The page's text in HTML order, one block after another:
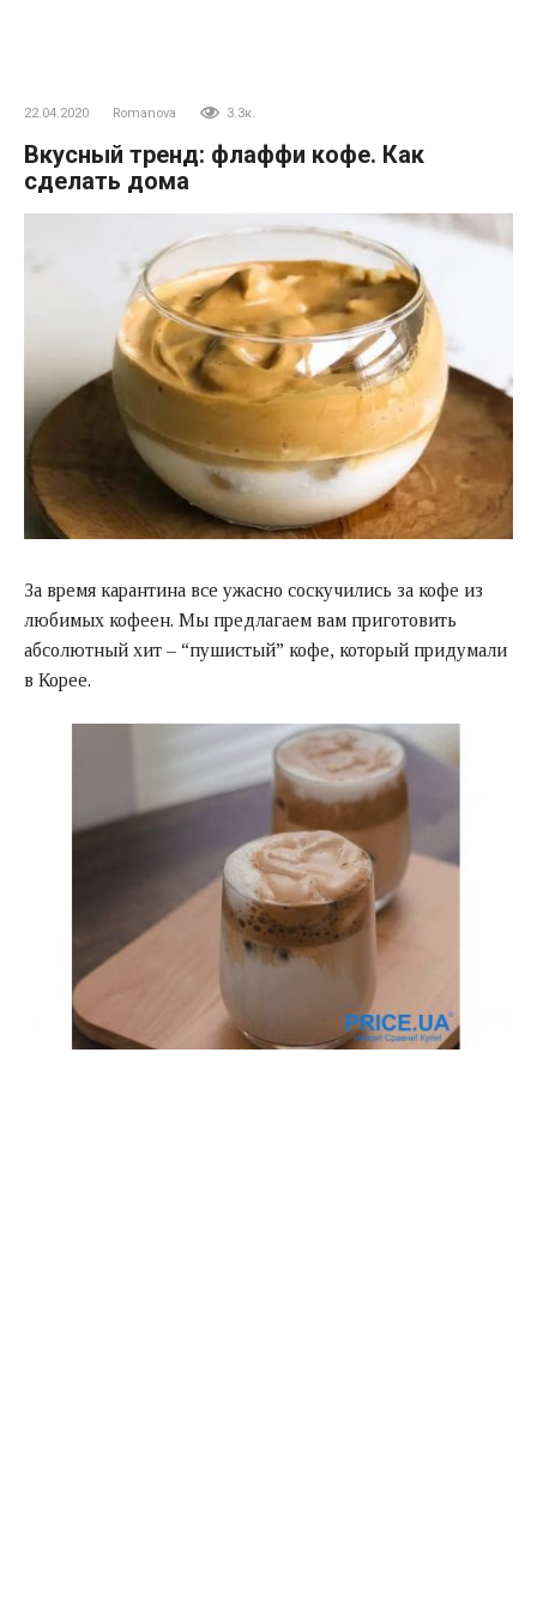
22.04.2020 Romanova 3.3к.
Вкусный тренд: флаффи кофе. Как
сделать дома
За время карантина все ужасно соскучились за кофе из
любимых кофеен. Мы предлагаем вам приготовить
абсолютный хит – “пушистый” кофе, который придумали
в Корее.